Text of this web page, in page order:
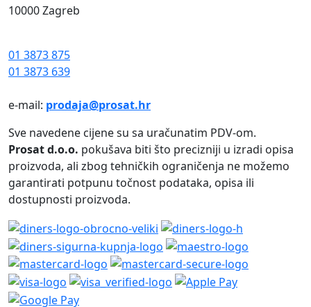
10000 Zagreb
01 3873 875
01 3873 639
e-mail: prodaja@prosat.hr
Sve navedene cijene su sa uračunatim PDV-om.
Prosat d.o.o. pokušava biti što precizniji u izradi opisa
proizvoda, ali zbog tehničkih ograničenja ne možemo
garantirati potpunu točnost podataka, opisa ili
dostupnosti proizvoda.